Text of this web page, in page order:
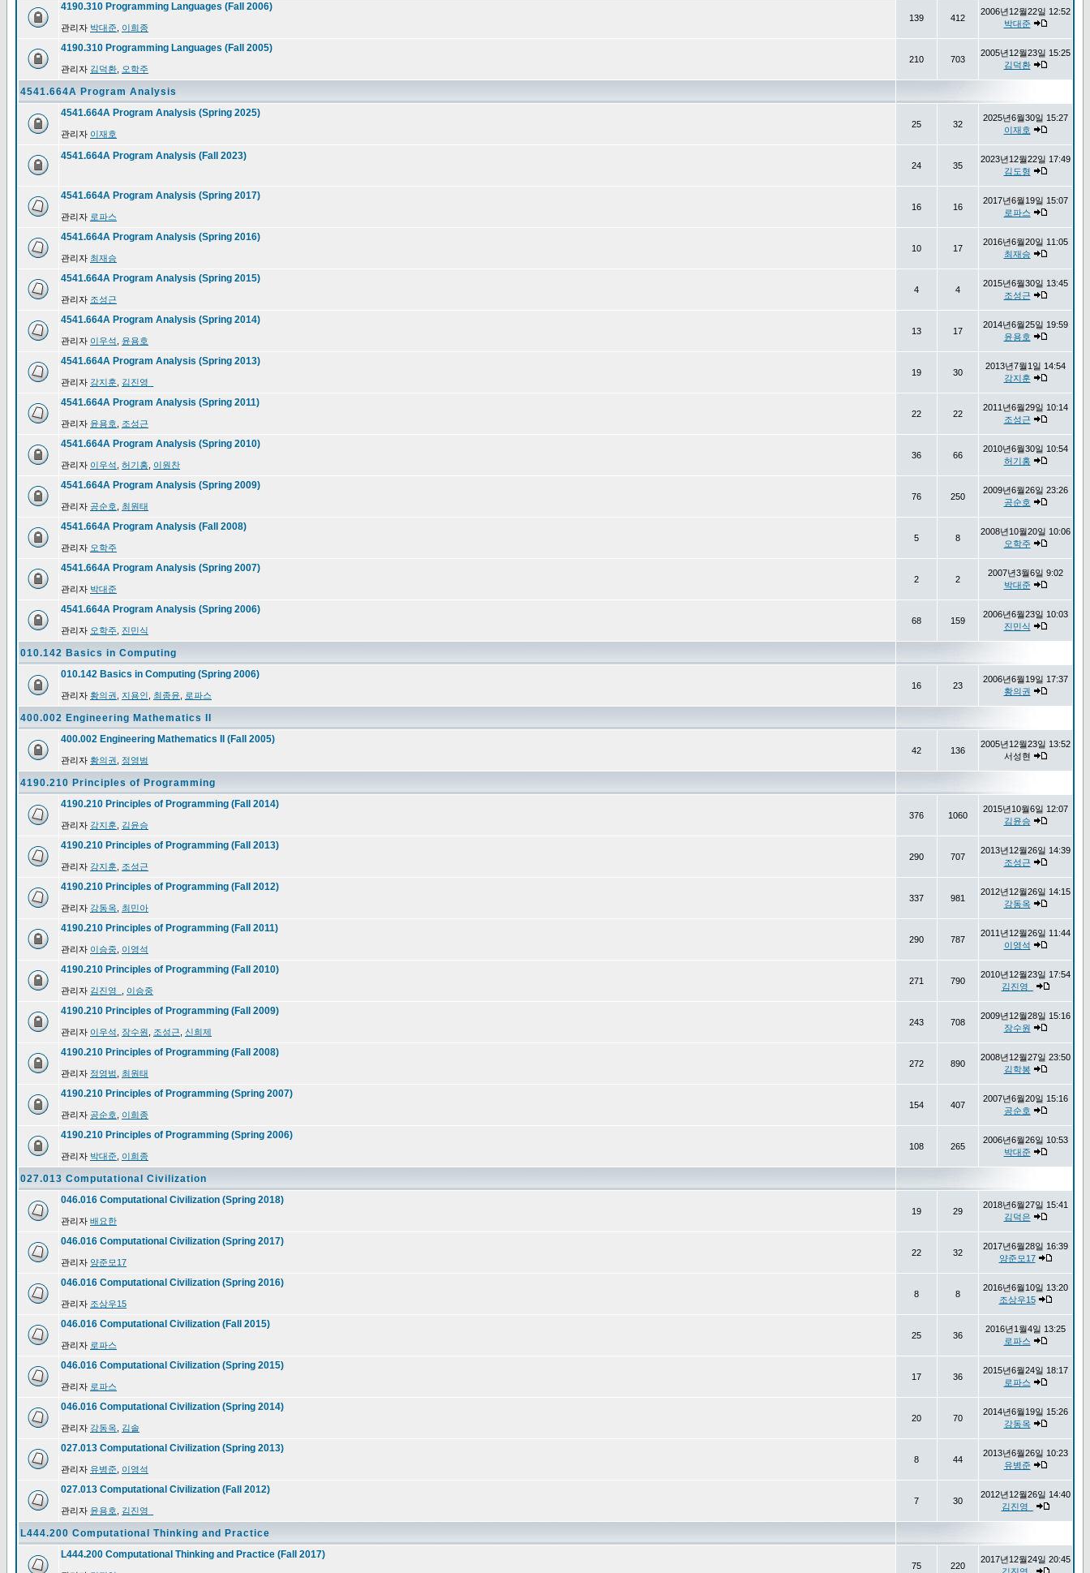
4190.310 Programming Languages (Fall 2006)
관리자 박대준 이희종
139 412
2006년12월22일 12:52
박대준
4190.310 Programming Languages (Fall 2005)
관리자 김덕환 오학주
210 703
2005년12월23일 15:25
김덕환
4541.664A Program Analysis
4541.664A Program Analysis (Spring 2025)
관리자 이재호
25 32
2025년6월30일 15:27
이재호
4541.664A Program Analysis (Fall 2023)
24 35
2023년12월22일 17:49
김도형
4541.664A Program Analysis (Spring 2017)
관리자 로파스
16 16
2017년6월19일 15:07
로파스
4541.664A Program Analysis (Spring 2016)
관리자 최재승
10 17
2016년6월20일 11:05
최재승
4541.664A Program Analysis (Spring 2015)
관리자 조성근
4 4
2015년6월30일 13:45
조성근
4541.664A Program Analysis (Spring 2014)
관리자 이우석 윤용호
13 17
2014년6월25일 19:59
윤용호
4541.664A Program Analysis (Spring 2013)
관리자 강지훈 김진영_
19 30
2013년7월1일 14:54
강지훈
4541.664A Program Analysis (Spring 2011)
관리자 윤용호 조성근
22 22
2011년6월29일 10:14
조성근
4541.664A Program Analysis (Spring 2010)
관리자 이우석 허기홍 이원찬
36 66
2010년6월30일 10:54
허기홍
4541.664A Program Analysis (Spring 2009)
관리자 공순호 최원태
76 250
2009년6월26일 23:26
공순호
4541.664A Program Analysis (Fall 2008)
관리자 오학주
5 8
2008년10월20일 10:06
오학주
4541.664A Program Analysis (Spring 2007)
관리자 박대준
2 2
2007년3월6일 9:02
박대준
4541.664A Program Analysis (Spring 2006)
관리자 오학주 진민식
68 159
2006년6월23일 10:03
진민식
010.142 Basics in Computing
010.142 Basics in Computing (Spring 2006)
관리자 황의권 지용인 최종윤 로파스
16 23
2006년6월19일 17:37
황의권
400.002 Engineering Mathematics II
400.002 Engineering Mathematics II (Fall 2005)
관리자 황의권 정영범
42 136
2005년12월23일 13:52
서성현
4190.210 Principles of Programming
4190.210 Principles of Programming (Fall 2014)
관리자 강지훈 김윤승
376 1060
2015년10월6일 12:07
김윤승
4190.210 Principles of Programming (Fall 2013)
관리자 강지훈 조성근
290 707
2013년12월26일 14:39
조성근
4190.210 Principles of Programming (Fall 2012)
관리자 강동옥 최민아
337 981
2012년12월26일 14:15
강동옥
4190.210 Principles of Programming (Fall 2011)
관리자 이승중 이영석
290 787
2011년12월26일 11:44
이영석
4190.210 Principles of Programming (Fall 2010)
관리자 김진영_ 이승중
271 790
2010년12월23일 17:54
김진영_
4190.210 Principles of Programming (Fall 2009)
관리자 이우석 장수원 조성근 신희제
243 708
2009년12월28일 15:16
장수원
4190.210 Principles of Programming (Fall 2008)
관리자 정영범 최원태
272 890
2008년12월27일 23:50
김학봉
4190.210 Principles of Programming (Spring 2007)
관리자 공순호 이희종
154 407
2007년6월20일 15:16
공순호
4190.210 Principles of Programming (Spring 2006)
관리자 박대준 이희종
108 265
2006년6월26일 10:53
박대준
027.013 Computational Civilization
046.016 Computational Civilization (Spring 2018)
관리자 배요한
19 29
2018년6월27일 15:41
김덕은
046.016 Computational Civilization (Spring 2017)
관리자 양준모17
22 32
2017년6월28일 16:39
양준모17
046.016 Computational Civilization (Spring 2016)
관리자 조상우15
8 8
2016년6월10일 13:20
조상우15
046.016 Computational Civilization (Fall 2015)
관리자 로파스
25 36
2016년1월4일 13:25
로파스
046.016 Computational Civilization (Spring 2015)
관리자 로파스
17 36
2015년6월24일 18:17
로파스
046.016 Computational Civilization (Spring 2014)
관리자 강동옥 김솔
20 70
2014년6월19일 15:26
강동옥
027.013 Computational Civilization (Spring 2013)
관리자 유병준 이영석
8 44
2013년6월26일 10:23
유병준
027.013 Computational Civilization (Fall 2012)
관리자 윤용호 김진영_
7 30
2012년12월26일 14:40
김진영_
L444.200 Computational Thinking and Practice
L444.200 Computational Thinking and Practice (Fall 2017)
75 220
2017년12월24일 20:45